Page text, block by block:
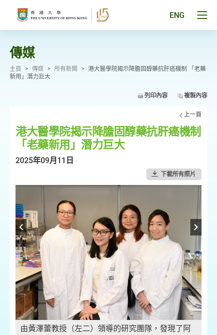
ENG
傳媒
主頁 > 傳媒 > 所有新聞 > 港大醫學院揭示降膽固醇藥抗肝癌機制 「老藥
新用」潛力巨大
列印內容 複製內容
上一頁
港大醫學院揭示降膽固醇藥抗肝癌機制
「老藥新用」潛力巨大
2025年09月11日
下載所有照片
由黃澤蕾教授（左二）領導的研究團隊，發現了阿